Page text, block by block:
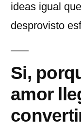
ideas igual
desprovisto
Si,
amor